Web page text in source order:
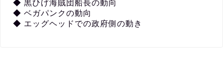
◆ 黒ひげ海賊団船長の動向
◆ ベガパンクの動向
◆ エッグヘッドでの政府側の動き